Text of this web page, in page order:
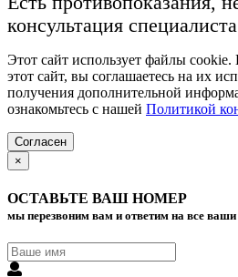
консультация специалиста
Этот сайт использует файлы cookie.
этот сайт, вы соглашаетесь на их
получения дополнительной
ознакомьтесь с нашей Политикой
Согласен
×
ОСТАВЬТЕ ВАШ НОМЕР
мы перезвоним вам и ответим на все